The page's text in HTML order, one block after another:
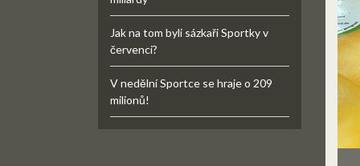
Jak na tom byli sázkaři Sportky v
červenci?
V nedělní Sportce se hraje o 209
milionů!